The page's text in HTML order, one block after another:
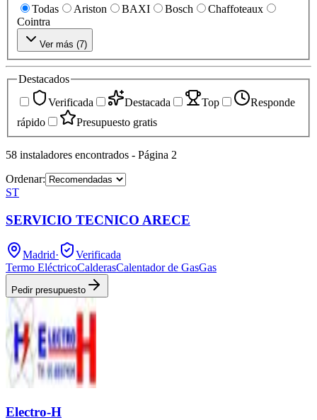
Todas
Ariston BAXI Bosch
Chaffoteaux
Cointra
Ver más (7)
Destacados
Verificada
Destacada Top
Responde
rápido
Presupuesto gratis
58 instaladores encontrados - Página 2
Ordenar:
ST
SERVICIO TECNICO ARECE
Madrid·
Verificada
Termo EléctricoCalderasCalentador de GasGas
Pedir presupuesto
Electro-H